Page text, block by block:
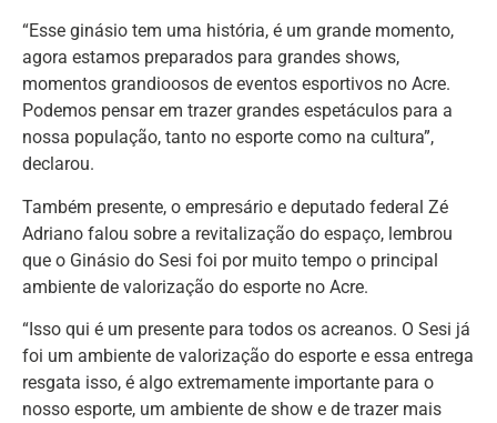
“Esse ginásio tem uma história, é um grande momento,
agora estamos preparados para grandes shows,
momentos grandioosos de eventos esportivos no Acre.
Podemos pensar em trazer grandes espetáculos para a
nossa população, tanto no esporte como na cultura”,
declarou.
Também presente, o empresário e deputado federal Zé
Adriano falou sobre a revitalização do espaço, lembrou
que o Ginásio do Sesi foi por muito tempo o principal
ambiente de valorização do esporte no Acre.
“Isso qui é um presente para todos os acreanos. O Sesi já
foi um ambiente de valorização do esporte e essa entrega
resgata isso, é algo extremamente importante para o
nosso esporte, um ambiente de show e de trazer mais